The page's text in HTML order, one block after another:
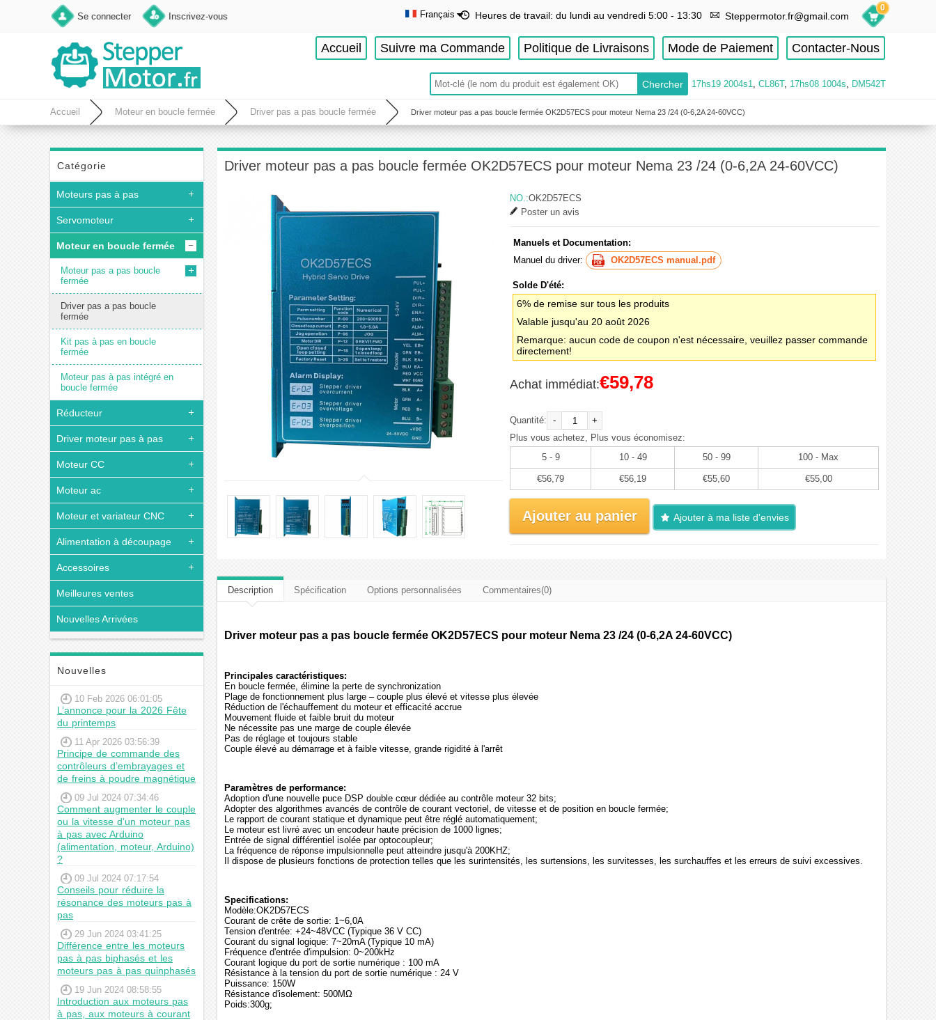
Se connecter Inscrivez-vous
Français
Deutsch
Français
Español
Heures de travail: du lundi au vendredi 5:00 - 13:30 Steppermotor.fr@gmail.com
0
Accueil Suivre ma Commande Politique de Livraisons Mode de Paiement Contacter-Nous
17hs19 2004s1, CL86T, 17hs08 1004s, DM542T
Accueil Moteur en boucle fermée Driver pas a pas boucle fermée Driver moteur pas a pas boucle fermée OK2D57ECS pour moteur Nema 23 /24 (0-6,2A 24-60VCC)
Catégorie
Moteurs pas à pas
Servomoteur
Moteur en boucle fermée
Moteur pas a pas boucle
fermée
Driver pas a pas boucle
fermée
Kit pas à pas en boucle
fermée
Moteur pas à pas intégré en
boucle fermée
Réducteur
Driver moteur pas à pas
Moteur CC
Moteur ac
Moteur et variateur CNC
Alimentation à découpage
Accessoires
Meilleures ventes
Nouvelles Arrivées
Nouvelles
10 Feb 2026 06:01:05
L’annonce pour la 2026 Fête
du printemps
11 Apr 2026 03:56:39
Principe de commande des
contrôleurs d’embrayages et
de freins à poudre magnétique
09 Jul 2024 07:34:46
Comment augmenter le couple
ou la vitesse d'un moteur pas
à pas avec Arduino
(alimentation, moteur, Arduino)
?
09 Jul 2024 07:17:54
Conseils pour réduire la
résonance des moteurs pas à
pas
29 Jun 2024 03:41:25
Différence entre les moteurs
pas à pas biphasés et les
moteurs pas à pas quinphasés
19 Jun 2024 08:58:55
Introduction aux moteurs pas
à pas, aux moteurs à courant
Driver moteur pas a pas boucle fermée OK2D57ECS pour moteur Nema 23 /24 (0-6,2A 24-60VCC)
NO.:OK2D57ECS
Poster un avis
Manuels et Documentation:
Manuel du driver:
OK2D57ECS manual.pdf
Solde D'été:
6% de remise sur tous les produits
Valable jusqu'au 20 août 2026
Remarque: aucun code de coupon n'est nécessaire, veuillez passer commande
directement!
Achat immédiat:€59,78
Quantité: -
+
Plus vous achetez, Plus vous économisez:
5 - 9
10 - 49 50 - 99 100 - Max
€56,79 €56,19 €55,60 €55,00
Ajouter au panier Ajouter à ma liste d'envies
Description Spécification Options personnalisées Commentaires(0)
Driver moteur pas a pas boucle fermée OK2D57ECS pour moteur Nema 23 /24 (0-6,2A 24-60VCC)
Principales caractéristiques:
En boucle fermée, élimine la perte de synchronization
Plage de fonctionnement plus large – couple plus élevé et vitesse plus élevée
Réduction de l'échauffement du moteur et efficacité accrue
Mouvement fluide et faible bruit du moteur
Ne nécessite pas une marge de couple élevée
Pas de réglage et toujours stable
Couple élevé au démarrage et à faible vitesse, grande rigidité à l'arrêt
Paramètres de performance:
Adoption d'une nouvelle puce DSP double cœur dédiée au contrôle moteur 32 bits;
Adopter des algorithmes avancés de contrôle de courant vectoriel, de vitesse et de position en boucle fermée;
Le rapport de courant statique et dynamique peut être réglé automatiquement;
Le moteur est livré avec un encodeur haute précision de 1000 lignes;
Entrée de signal différentiel isolée par optocoupleur;
La fréquence de réponse impulsionnelle peut atteindre jusqu'à 200KHZ;
Il dispose de plusieurs fonctions de protection telles que les surintensités, les surtensions, les survitesses, les surchauffes et les erreurs de suivi excessives.
Specifications:
Modèle:OK2D57ECS
Courant de crête de sortie: 1~6,0A
Tension d'entrée: +24~48VCC (Typique 36 V CC)
Courant du signal logique: 7~20mA (Typique 10 mA)
Fréquence d'entrée d'impulsion: 0~200kHz
Courant logique du port de sortie numérique : 100 mA
Résistance à la tension du port de sortie numérique : 24 V
Puissance: 150W
Résistance d'isolement: 500MΩ
Poids:300g;